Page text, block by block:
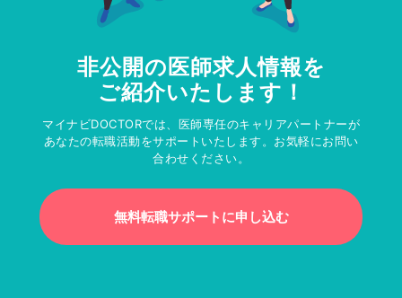
非公開の医師求人情報を
ご紹介いたします！
マイナビDOCTORでは、医師専任のキャリアパートナーが
あなたの転職活動をサポートいたします。お気軽にお問い
合わせください。
無料転職サポートに申し込む